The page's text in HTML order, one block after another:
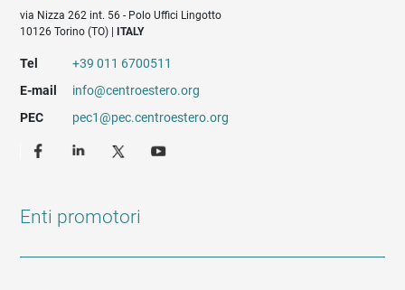
via Nizza 262 int. 56 - Polo Uffici Lingotto
10126 Torino (TO) |
ITALY
Tel
+39 011 6700511
E-mail
info@centroestero.org
PEC
pec1@pec.centroestero.org
Enti promotori